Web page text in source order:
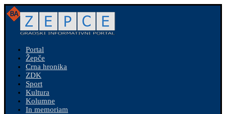
Portal
Žepče
Crna hronika
ZDK
Sport
Kultura
Kolumne
In memoriam